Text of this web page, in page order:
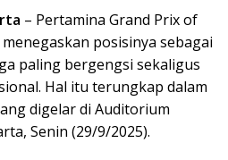
– Pertamina Grand Prix of
posisinya sebagai
paling bergengsi sekaligus
Hal itu terungkap dalam
digelar di Auditorium
Senin (29/9/2025).